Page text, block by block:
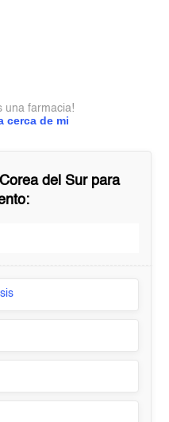
cerca de mi
una farmacia!
Corea del Surpara